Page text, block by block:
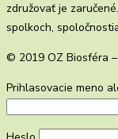
združovať je
spolkoch,
© 2019 OZ Biosféra
Prihlasovacie meno